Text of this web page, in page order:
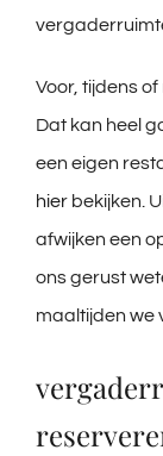
Voor, tijdens
Dat kan heel
een eigen
hier bekijken.
afwijken een
ons gerust
maaltijden we